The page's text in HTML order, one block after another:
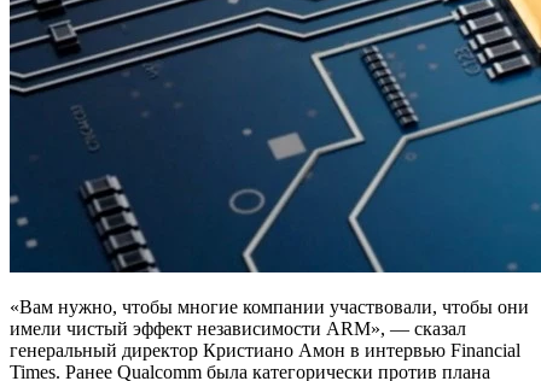
«Вам нужно, чтобы многие компании участвовали, чтобы они
имели чистый эффект независимости ARM», — сказал
генеральный директор Кристиано Амон в интервью Financial
Times. Ранее Qualcomm была категорически против плана